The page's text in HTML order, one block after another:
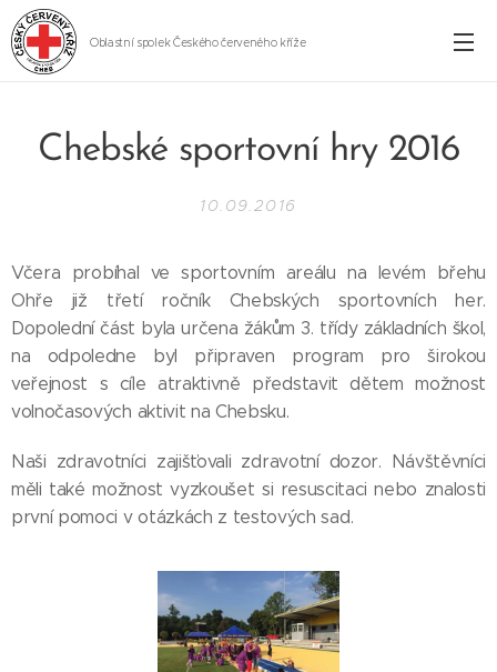
Oblastní spolek Českého červeného kříže
Chebské sportovní hry 2016
10.09.2016
Včera probíhal ve sportovním areálu na levém břehu
Ohře již třetí ročník Chebských sportovních her.
Dopolední část byla určena žákům 3. třídy základních škol,
na odpoledne byl připraven program pro širokou
veřejnost s cíle atraktivně představit dětem možnost
volnočasových aktivit na Chebsku.
Naši zdravotníci zajišťovali zdravotní dozor. Návštěvníci
měli také možnost vyzkoušet si resuscitaci nebo znalosti
první pomoci v otázkách z testových sad.